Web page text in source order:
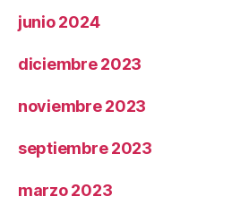
junio 2024
diciembre 2023
noviembre 2023
septiembre 2023
marzo 2023